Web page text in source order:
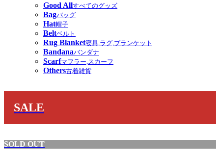
Good Allすべてのグッズ
Bagバッグ
Hat帽子
Beltベルト
Rug Blanket寝具,ラグ,ブランケット
Bandanaバンダナ
Scarfマフラー,スカーフ
Others古着雑貨
SALE
SOLD OUT